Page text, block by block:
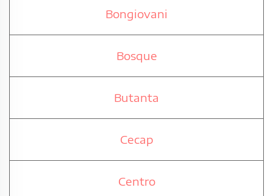
Bongiovani
Bosque
Butanta
Cecap
Centro